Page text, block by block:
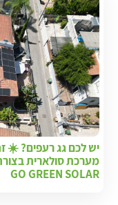
יש לכם גג רעפים? ☀️
מערכת סולארית
GO GREEN SOLAR